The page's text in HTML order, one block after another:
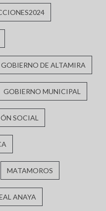
GOBIERNO DE ALTAMIRA
GOBIERNO MUNICIPAL
SOCIAL
MATAMOROS
ANAYA